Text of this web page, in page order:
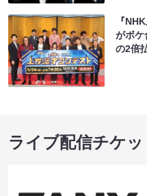
『
がボケ
の2倍
ライブ配信チケッ